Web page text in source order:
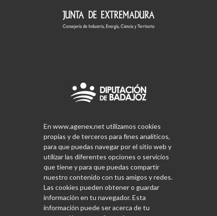
En www.agenex.net utilizamos cookies
propias y de terceros para fines analíticos,
para que puedas navegar por el sitio web y
utilizar las diferentes opciones o servicios
que tiene y para que puedas compartir
nuestro contenido con tus amigos y redes.
Las cookies pueden obtener o guardar
información en tu navegador. Esta
información puede ser acerca de tu